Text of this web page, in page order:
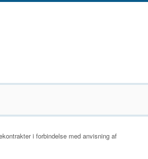
i forbindelse med anvisning af